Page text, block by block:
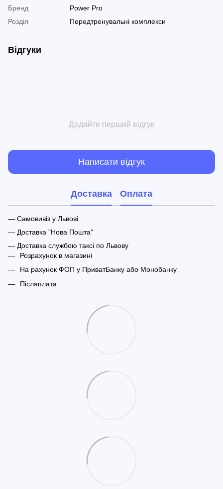
Бренд
Power Pro
Розділ
Передтренувальні комплекси
Відгуки
Додайте перший відгук
Написати відгук
Доставка Оплата
— Самовивіз у Львові
— Доставка "Нова Пошта"
— Доставка службою таксі по Львову
Розрахунок в магазині
На рахунок ФОП у ПриватБанку або Монобанку
Післяплата